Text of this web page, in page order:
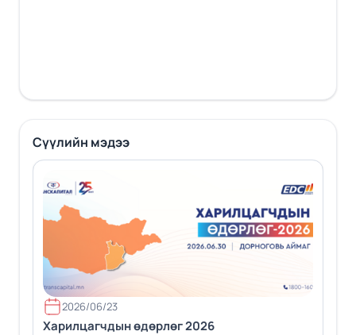
Сүүлийн мэдээ
2026/06/23
Харилцагчдын өдөрлөг 2026